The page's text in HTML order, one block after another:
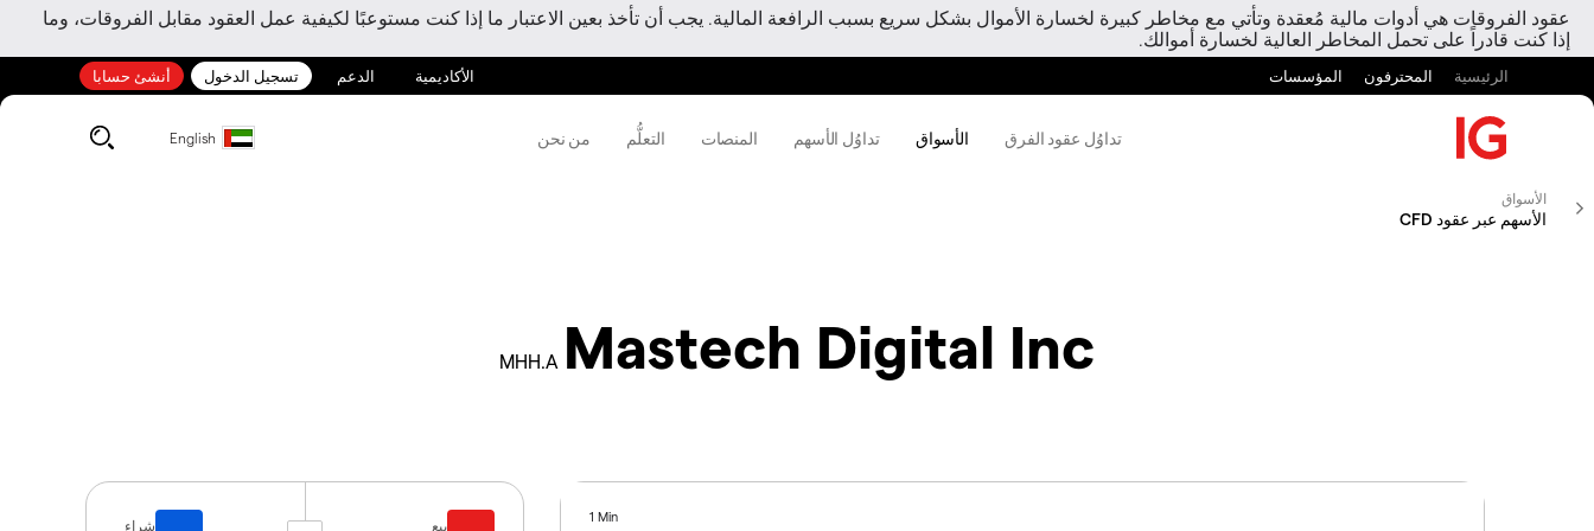
عقود الفروقات هي أدوات مالية مُعقدة وتأتي مع مخاطر كبيرة لخسارة الأموال بشكل سريع بسبب الرافعة المالية. يجب أن تأخذ بعين الاعتبار ما إذا كنت مستوعبًا لكيفية عمل العقود مقابل الفروقات، وما
إذا كنت قادراً على تحمل المخاطر العالية لخسارة أموالك.
الرئيسية المحترفون المؤسسات الأكاديمية الدعم تسجيل الدخول أنشئ حسابا
تداوُل عقود الفرق الأسواق تداوُل الأسهم المنصات التعلُّم من نحن English
الأسواق
الأسهم عبر عقود CFD
Mastech Digital Inc
MHH.A
بيع شراء
1 Min